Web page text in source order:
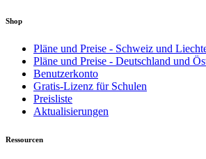
Shop
Pläne und Preise - Schweiz und
Pläne und Preise - Deutschland und
Benutzerkonto
Gratis-Lizenz für Schulen
Preisliste
Aktualisierungen
Ressourcen